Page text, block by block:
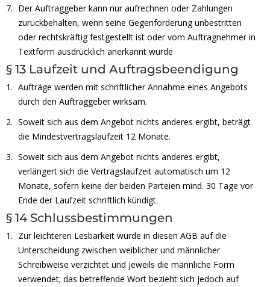
Der Auftraggeber kann nur aufrechnen oder Zahlungen
zurückbehalten, wenn seine Gegenforderung unbestritten
oder rechtskräftig festgestellt ist oder vom Auftragnehmer in
Textform ausdrücklich anerkannt wurde
§ 13 Laufzeit und Auftragsbeendigung
Aufträge werden mit schriftlicher Annahme eines Angebots
durch den Auftraggeber wirksam.
Soweit sich aus dem Angebot nichts anderes ergibt, beträgt
die Mindestvertragslaufzeit 12 Monate.
Soweit sich aus dem Angebot nichts anderes ergibt,
verlängert sich die Vertragslaufzeit automatisch um 12
Monate, sofern keine der beiden Parteien mind. 30 Tage vor
Ende der Laufzeit schriftlich kündigt.
§ 14 Schlussbestimmungen
Zur leichteren Lesbarkeit wurde in diesen AGB auf die
Unterscheidung zwischen weiblicher und männlicher
Schreibweise verzichtet und jeweils die männliche Form
verwendet; das betreffende Wort bezieht sich jedoch auf